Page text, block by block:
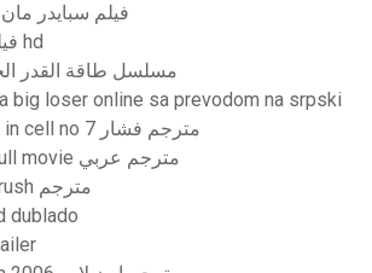
فيلم سبايدر مان 2017 كامل مترجم
فيلم عصمت ابو شنب hd
مسلسل طاقة القدر
big loser online sa prevodom na srpski
فيلم كوري miracle in cell no 7 مترجم فشار
Good luck chuck full movie مترجم عربي
فيلم my zombie crush مترجم
dublado